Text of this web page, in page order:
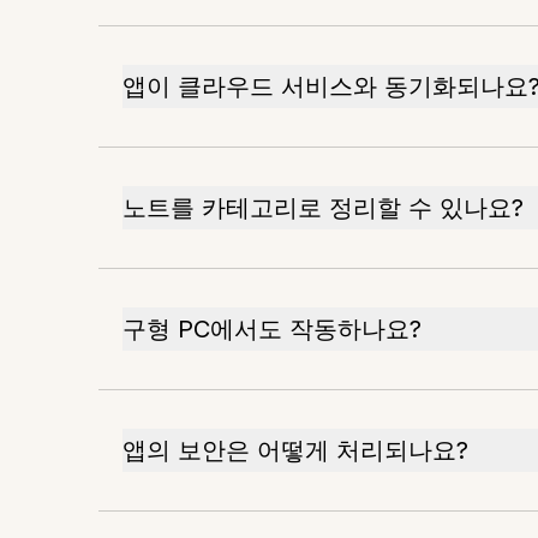
앱이 클라우드 서비스와 동기화되나요
노트를 카테고리로 정리할 수 있나요?
구형 PC에서도 작동하나요?
앱의 보안은 어떻게 처리되나요?